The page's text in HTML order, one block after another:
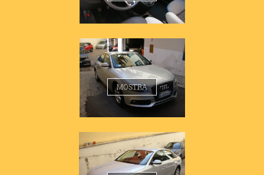
AUDI A4 1.8 BERLINA
MOSTRA
AUDI A4 1.8 BERLINA